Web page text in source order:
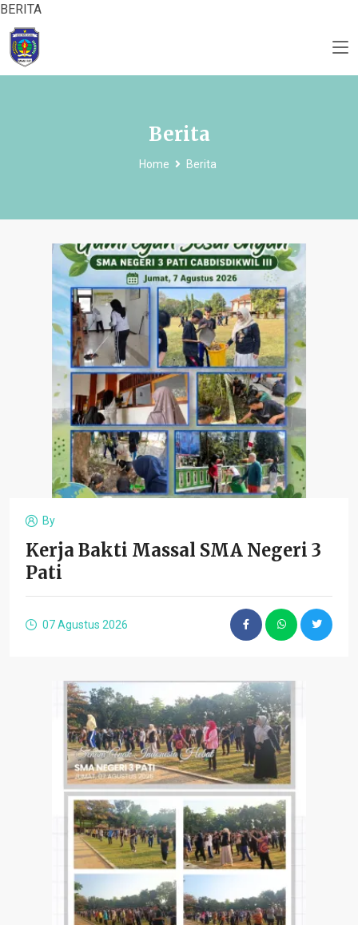
BERITA
Berita
Home Berita
By
Kerja Bakti Massal SMA Negeri 3
Pati
07 Agustus 2026